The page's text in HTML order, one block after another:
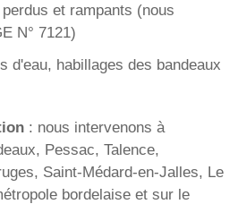
et rampants (nous
N° 7121)
d'eau, habillages des bandeaux
: nous intervenons à
Pessac, Talence,
Saint-Médard-en-Jalles, Le
bordelaise et sur le